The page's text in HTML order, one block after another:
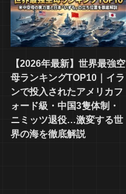
【2026年最新】世界最強空
母ランキングTOP10｜イラ
ンで投入されたアメリカフ
ォード級・中国3隻体制・
ニミッツ退役…激変する世
界の海を徹底解説